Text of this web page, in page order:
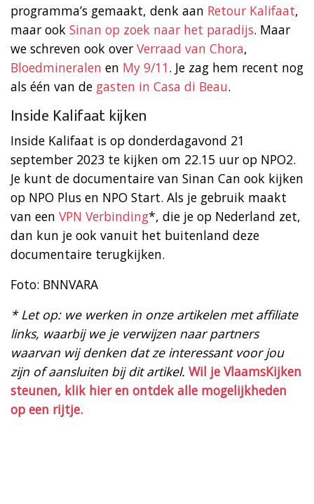
programma’s gemaakt, denk aan Retour Kalifaat,
maar ook Sinan op zoek naar het paradijs. Maar
we schreven ook over Verraad van Chora,
Bloedmineralen en My 9/11. Je zag hem recent nog
als één van de gasten in Casa di Beau.
Inside Kalifaat kijken
Inside Kalifaat is op donderdagavond 21
september 2023 te kijken om 22.15 uur op NPO2.
Je kunt de documentaire van Sinan Can ook kijken
op NPO Plus en NPO Start. Als je gebruik maakt
van een VPN Verbinding*, die je op Nederland zet,
dan kun je ook vanuit het buitenland deze
documentaire terugkijken.
Foto: BNNVARA
* Let op: we werken in onze artikelen met affiliate
links, waarbij we je verwijzen naar partners
waarvan wij denken dat ze interessant voor jou
zijn of aansluiten bij dit artikel. Wil je VlaamsKijken
steunen, klik hier en ontdek alle mogelijkheden
op een rijtje.